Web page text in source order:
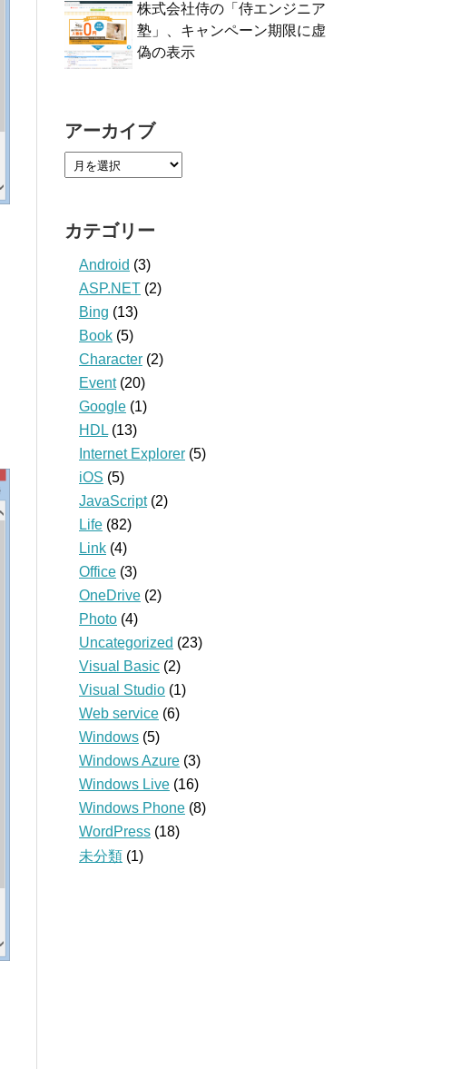
株式会社侍の「侍エンジニア
塾」、キャンペーン期限に虚
偽の表示
アーカイブ
カテゴリー
Android (3)
ASP.NET (2)
Bing (13)
Book (5)
Character (2)
Event(20)
Google (1)
HDL (13)
Internet Explorer (5)
iOS (5)
JavaScript(2)
Life (82)
Link (4)
Office (3)
OneDrive (2)
Photo (4)
Uncategorized (23)
Visual Basic (2)
Visual Studio (1)
Web service (6)
Windows (5)
Windows Azure (3)
Windows Live (16)
Windows Phone (8)
WordPress (18)
未分類 (1)